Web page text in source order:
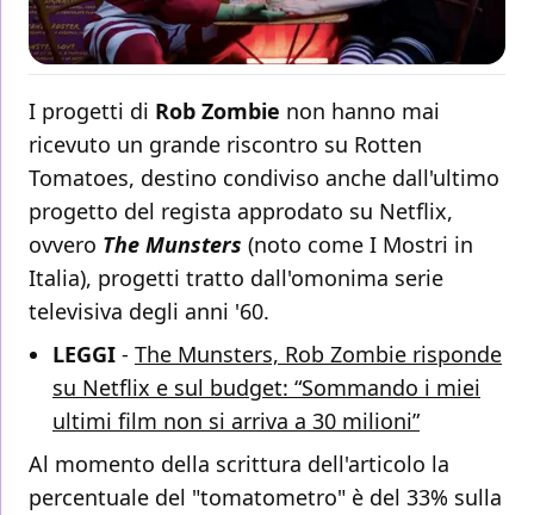
I progetti di Rob Zombie non hanno mai
ricevuto un grande riscontro su Rotten
Tomatoes, destino condiviso anche dall'ultimo
progetto del regista approdato su Netflix,
ovvero The Munsters (noto come I Mostri in
Italia), progetti tratto dall'omonima serie
televisiva degli anni '60.
LEGGI - The Munsters, Rob Zombie risponde
su Netflix e sul budget: “Sommando i miei
ultimi film non si arriva a 30 milioni”
Al momento della scrittura dell'articolo la
percentuale del "tomatometro" è del 33% sulla